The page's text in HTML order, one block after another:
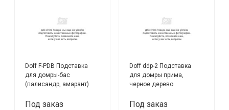
Doff F-PDB Подставка
для домры-бас
(палисандр, амарант)
Под заказ
Doff ddp-2 Подставка
для домры прима,
черное дерево
Под заказ